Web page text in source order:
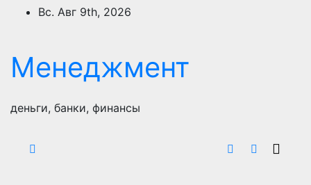
ПерейтиВс. Авг 9th, 2026
Менеджмент
деньги, банки, финансы